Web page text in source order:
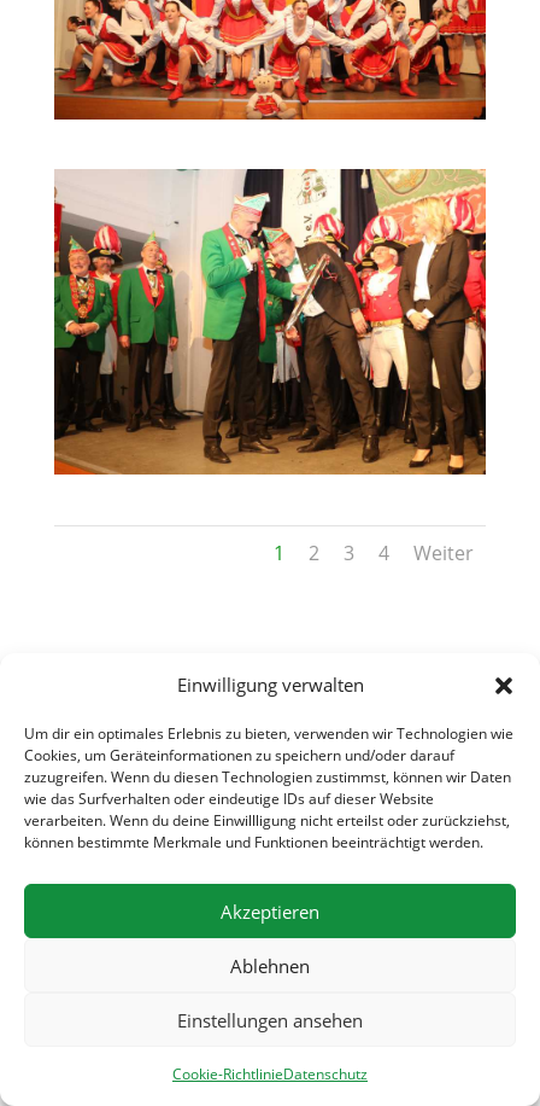
Einwilligung verwalten
Um dir ein optimales Erlebnis zu bieten, verwenden wir Technologien wie
Cookies, um Geräteinformationen zu speichern und/oder darauf
zuzugreifen. Wenn du diesen Technologien zustimmst, können wir Daten
wie das Surfverhalten oder eindeutige IDs auf dieser Website
verarbeiten. Wenn du deine Einwillligung nicht erteilst oder zurückziehst,
können bestimmte Merkmale und Funktionen beeinträchtigt werden.
Akzeptieren
Ablehnen
Einstellungen ansehen
Cookie-RichtlinieDatenschutz
1 2 3 4 Weiter
Sessionseröffnung 2024